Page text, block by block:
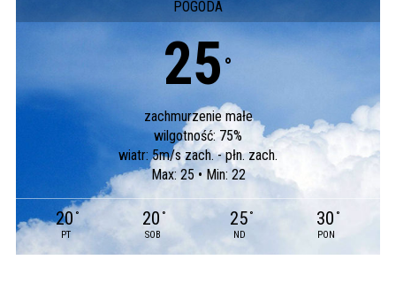
POGODA
25 °
zachmurzenie małe
wilgotność: 75%
wiatr: 5m/s zach. - płn. zach.
Max: 25 • Min: 22
20 °
PT
20 °
SOB
25 °
ND
30 °
PON